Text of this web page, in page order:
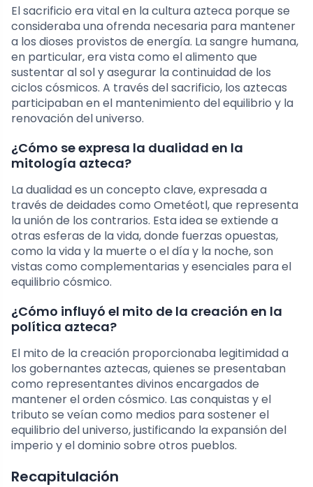
El sacrificio era vital en la cultura azteca porque se
consideraba una ofrenda necesaria para mantener
a los dioses provistos de energía. La sangre humana,
en particular, era vista como el alimento que
sustentar al sol y asegurar la continuidad de los
ciclos cósmicos. A través del sacrificio, los aztecas
participaban en el mantenimiento del equilibrio y la
renovación del universo.
¿Cómo se expresa la dualidad en la
mitología azteca?
La dualidad es un concepto clave, expresada a
través de deidades como Ometéotl, que representa
la unión de los contrarios. Esta idea se extiende a
otras esferas de la vida, donde fuerzas opuestas,
como la vida y la muerte o el día y la noche, son
vistas como complementarias y esenciales para el
equilibrio cósmico.
¿Cómo influyó el mito de la creación en la
política azteca?
El mito de la creación proporcionaba legitimidad a
los gobernantes aztecas, quienes se presentaban
como representantes divinos encargados de
mantener el orden cósmico. Las conquistas y el
tributo se veían como medios para sostener el
equilibrio del universo, justificando la expansión del
imperio y el dominio sobre otros pueblos.
Recapitulación